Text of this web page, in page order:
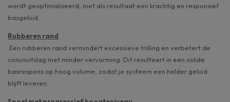
wordt geoptimaliseerd, met als resultaat een krachtig en responsief
basgeluid.
Rubberen rand
Een rubberen rand vermindert excessieve trilling en verbetert de
conusuitslag met minder vervorming. Dit resulteert in een solide
basrespons op hoog volume, zodat je systeem een helder geluid
blijft leveren.